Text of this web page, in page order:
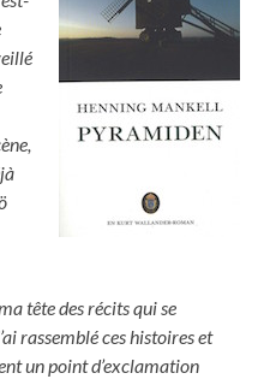
tête des récits qui se
rassemblé ces histoires et
un point d’exclamation